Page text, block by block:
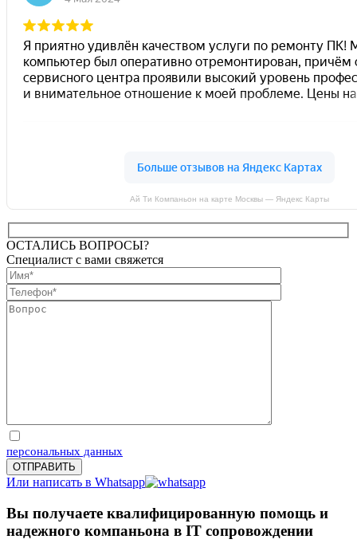
Ай Ти Компаньон на карте Москвы — Яндекс Карты
ОСТАЛИСЬ ВОПРОСЫ?
Специалист с вами свяжется
персональных данных
Или написать в Whatsapp
Вы получаете квалифицированную помощь и
надежного компаньона в IT сопровождении